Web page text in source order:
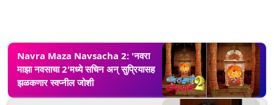
Navra Maza Navsacha 2: 'नवरा
माझा नवसाचा 2'मध्ये सचिन अन् सुप्रियासह
झळकणार स्वप्नील जोशी